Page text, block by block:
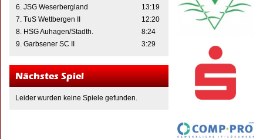
6. JSG Weserbergland
13:19
7. TuS Wettbergen II
12:20
8. HSG Auhagen/Stadth.
8:24
9. Garbsener SC II
3:29
Nächstes Spiel
Leider wurden keine Spiele gefunden.